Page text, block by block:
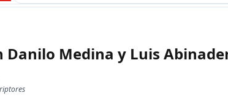
Danilo Medina y Luis